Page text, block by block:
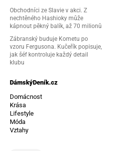
Obchodníci ze Slavie v akci. Z
nechtěného Hashioky může
kápnout pěkný balík, až 70 milionů
Zábranský buduje Kometu po
vzoru Fergusona. Kučeřík popisuje,
jak šéf kontroluje každý detail
klubu
DámskýDeník.cz
Domácnost
Krása
Lifestyle
Móda
Vztahy